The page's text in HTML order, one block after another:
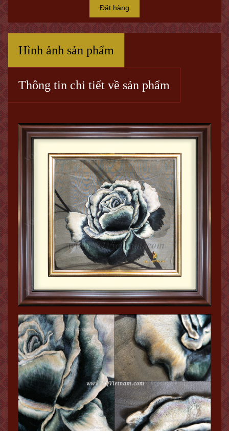
Đặt hàng
Hình ảnh sản phẩm
Thông tin chi tiết về sản phẩm